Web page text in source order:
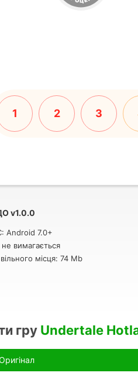
1 2 3
v1.0.0
Android 7.0+
не вимагається
місця: 74 Mb
гру Undertale